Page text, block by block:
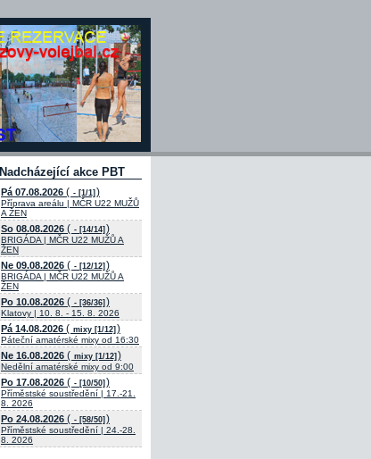
Nadcházející akce PBT
Pá 07.08.2026 ( - [1/1] )
Příprava areálu | MČR U22 MUŽŮ
A ŽEN
So 08.08.2026 ( - [14/14] )
BRIGÁDA | MČR U22 MUŽŮ A
ŽEN
Ne 09.08.2026 ( - [12/12] )
BRIGÁDA | MČR U22 MUŽŮ A
ŽEN
Po 10.08.2026 ( - [36/36] )
Klatovy | 10. 8. - 15. 8. 2026
Pá 14.08.2026 ( mixy [1/12] )
Páteční amatérské mixy od 16:30
Ne 16.08.2026 ( mixy [1/12] )
Nedělní amatérské mixy od 9:00
Po 17.08.2026 ( - [10/50] )
Příměstské soustředění | 17.-21.
8. 2026
Po 24.08.2026 ( - [58/50] )
Příměstské soustředění | 24.-28.
8. 2026